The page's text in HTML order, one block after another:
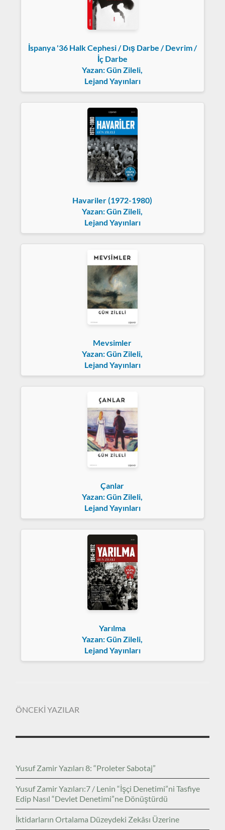
İspanya '36 Halk Cephesi / Dış Darbe / Devrim /
İç Darbe
Yazan: Gün Zileli,
Lejand Yayınları
Havariler (1972-1980)
Yazan: Gün Zileli,
Lejand Yayınları
Mevsimler
Yazan: Gün Zileli,
Lejand Yayınları
Çanlar
Yazan: Gün Zileli,
Lejand Yayınları
Yarılma
Yazan: Gün Zileli,
Lejand Yayınları
ÖNCEKİ YAZILAR
Yusuf Zamir Yazıları 8: “Proleter Sabotaj”
Yusuf Zamir Yazıları:7 / Lenin “İşçi Denetimi”ni Tasfiye
Edip Nasıl “Devlet Denetimi”ne Dönüştürdü
İktidarların Ortalama Düzeydeki Zekâsı Üzerine